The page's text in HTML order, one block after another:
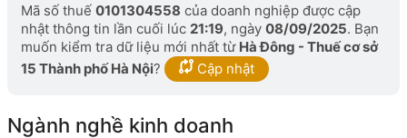
Mã số thuế 0101304558 của doanh nghiệp được cập
nhật thông tin lần cuối lúc 21:19, ngày 08/09/2025. Bạn
muốn kiểm tra dữ liệu mới nhất từ Hà Đông - Thuế cơ sở
15 Thành phố Hà Nội? Cập nhật
Ngành nghề kinh doanh